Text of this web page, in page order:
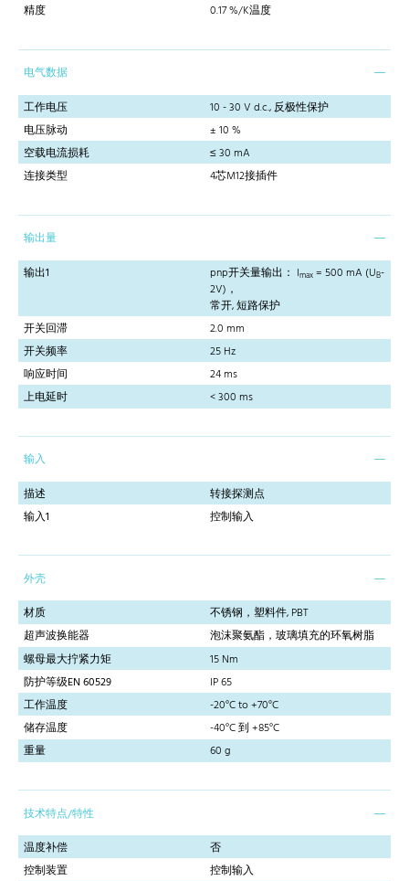
精度 0.17 %/K温度
电气数据
工作电压
10 - 30 V d.c., 反极性保护
电压脉动
± 10 %
空载电流损耗
≤ 30 mA
连接类型
4芯M12接插件
输出量
输出1
pnp开关量输出： Imax = 500 mA (UB-
2V)，
常开, 短路保护
开关回滞
2.0 mm
开关频率
25 Hz
响应时间
24 ms
上电延时
< 300 ms
输入
描述
转接探测点
输入1
控制输入
外壳
材质
不锈钢，塑料件, PBT
超声波换能器
泡沫聚氨酯，玻璃填充的环氧树脂
螺母最大拧紧力矩
15 Nm
防护等级EN 60529
IP 65
工作温度
-20°C to +70°C
储存温度
-40°C 到 +85°C
重量
60 g
技术特点/特性
温度补偿
否
控制装置
控制输入